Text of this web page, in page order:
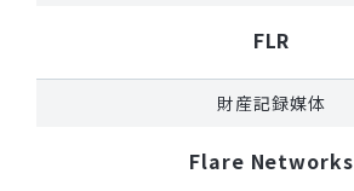
FLR
財産記録媒体
Flare Networks